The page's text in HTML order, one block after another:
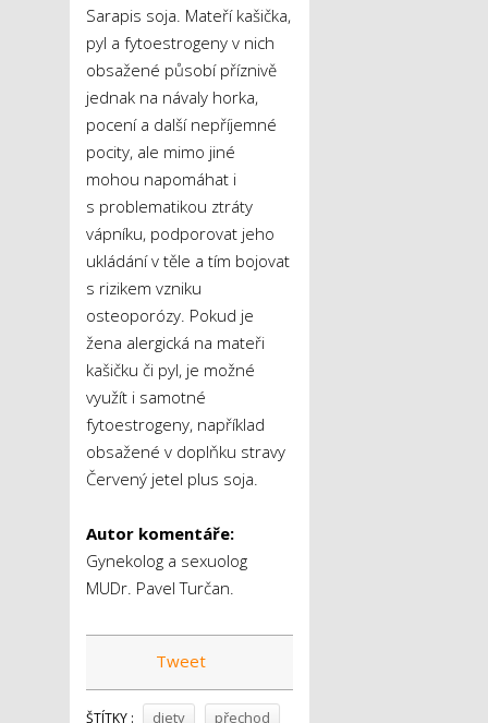
Sarapis soja. Mateří kašička,
pyl a fytoestrogeny v nich
obsažené působí příznivě
jednak na návaly horka,
pocení a další nepříjemné
pocity, ale mimo jiné
mohou napomáhat i
s problematikou ztráty
vápníku, podporovat jeho
ukládání v těle a tím bojovat
s rizikem vzniku
osteoporózy. Pokud je
žena alergická na mateři
kašičku či pyl, je možné
využít i samotné
fytoestrogeny, například
obsažené v doplňku stravy
Červený jetel plus soja.
Autor komentáře:
Gynekolog a sexuolog
MUDr. Pavel Turčan.
Tweet
ŠTÍTKY : diety přechod